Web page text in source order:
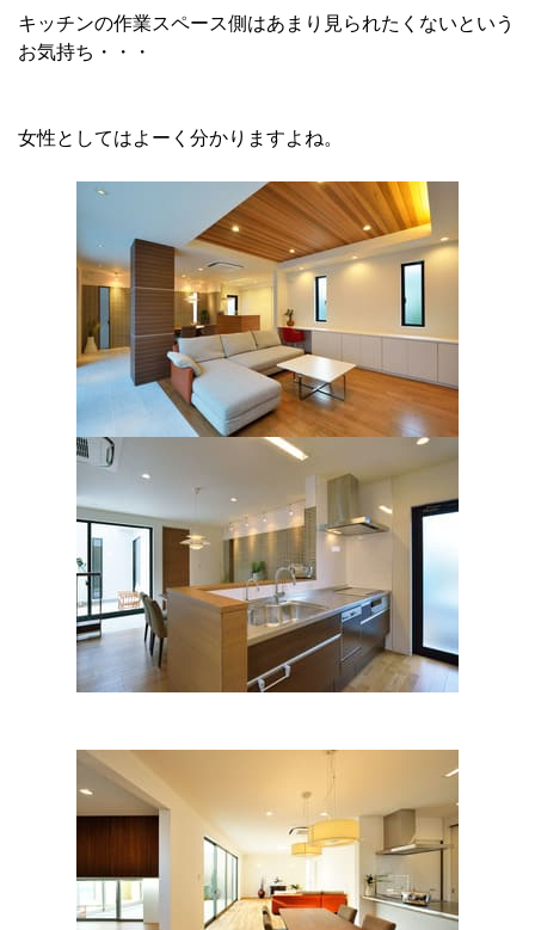
キッチンの作業スペース側はあまり見られたくないという
お気持ち・・・
女性としてはよーく分かりますよね。